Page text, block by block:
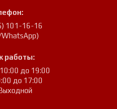
101-16-16
работы:
до 19:00
до 17:00